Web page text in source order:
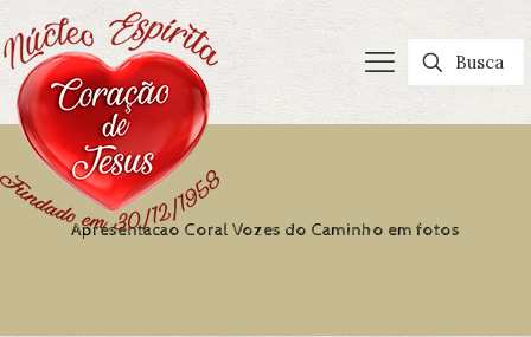
Apresentacao Coral Vozes do Caminho em fotos